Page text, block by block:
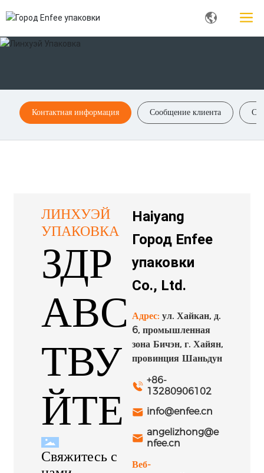
Контактная информация Сообщение клиента
ЛИНХУЭЙ
УПАКОВКА
ЗДР
АВС
ТВУ
ЙТЕ
Свяжитесь с
Haiyang
Город Enfee
упаковки
Co., Ltd.
Адрес: ул. Хайкан, д.
6, промышленная
зона Бичэн, г. Хайян,
провинция Шаньдун
+86-
13280906102
info@enfee.cn
angelizhong@e
nfee.cn
Веб-